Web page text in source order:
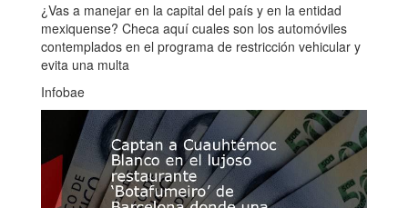
¿Vas a manejar en la capital del país y en la entidad
mexiquense? Checa aquí cuales son los automóviles
contemplados en el programa de restricción vehicular y
evita una multa
Infobae